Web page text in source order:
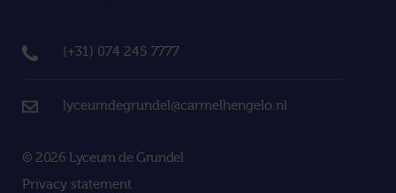
(+31) 074 245 7777
lyceumdegrundel@carmelhengelo.nl
© 2026 Lyceum de Grundel
Privacy statement